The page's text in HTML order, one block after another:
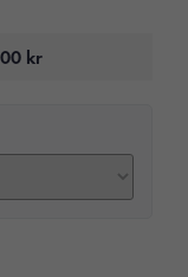
kr